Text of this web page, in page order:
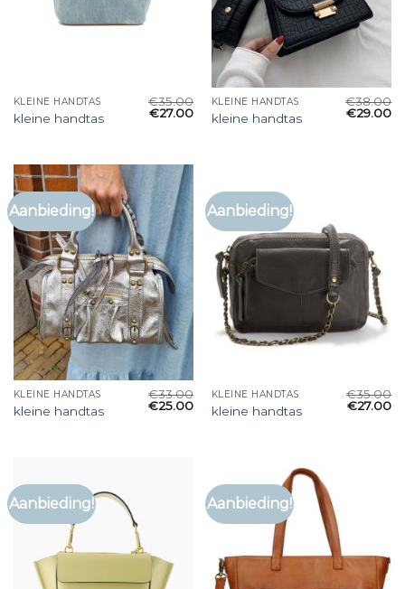
KLEINE HANDTAS
kleine handtas
€35.00
€27.00
KLEINE HANDTAS
kleine handtas
€38.00
€29.00
Aanbieding!
KLEINE HANDTAS
kleine handtas
€33.00
€25.00
Aanbieding!
KLEINE HANDTAS
kleine handtas
€35.00
€27.00
Aanbieding! Aanbieding!